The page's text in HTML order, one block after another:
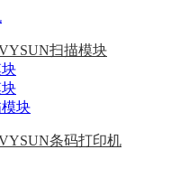
扫描模块
块
条码打印机